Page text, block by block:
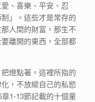
、喜樂、平安、忍
」。這些才是常存的
人間的財富，那生不
離開的東西，全部都
燈點著。這裡所指的
，不放縱自己的私慾
1-13節記載的十個童